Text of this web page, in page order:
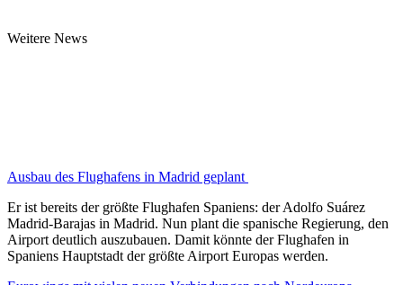
Weitere News
Ausbau des Flughafens in Madrid geplant
Er ist bereits der größte Flughafen Spaniens: der Adolfo Suárez
Madrid-Barajas in Madrid. Nun plant die spanische Regierung, den
Airport deutlich auszubauen. Damit könnte der Flughafen in
Spaniens Hauptstadt der größte Airport Europas werden.